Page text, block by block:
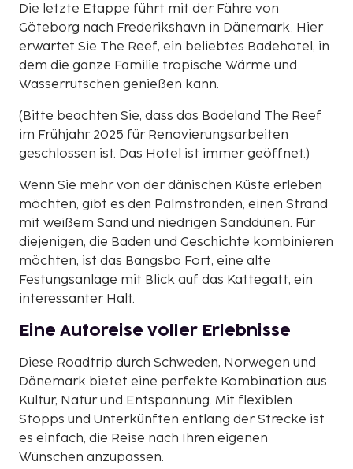
Die letzte Etappe führt mit der Fähre von
Göteborg nach Frederikshavn in Dänemark. Hier
erwartet Sie The Reef, ein beliebtes Badehotel, in
dem die ganze Familie tropische Wärme und
Wasserrutschen genießen kann.
(Bitte beachten Sie, dass das Badeland The Reef
im Frühjahr 2025 für Renovierungsarbeiten
geschlossen ist. Das Hotel ist immer geöffnet.)
Wenn Sie mehr von der dänischen Küste erleben
möchten, gibt es den Palmstranden, einen Strand
mit weißem Sand und niedrigen Sanddünen. Für
diejenigen, die Baden und Geschichte kombinieren
möchten, ist das Bangsbo Fort, eine alte
Festungsanlage mit Blick auf das Kattegatt, ein
interessanter Halt.
Eine Autoreise voller Erlebnisse
Diese Roadtrip durch Schweden, Norwegen und
Dänemark bietet eine perfekte Kombination aus
Kultur, Natur und Entspannung. Mit flexiblen
Stopps und Unterkünften entlang der Strecke ist
es einfach, die Reise nach Ihren eigenen
Wünschen anzupassen.